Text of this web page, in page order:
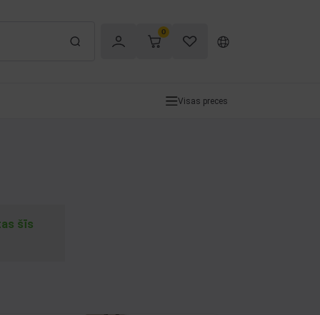
0
Visas preces
šīs